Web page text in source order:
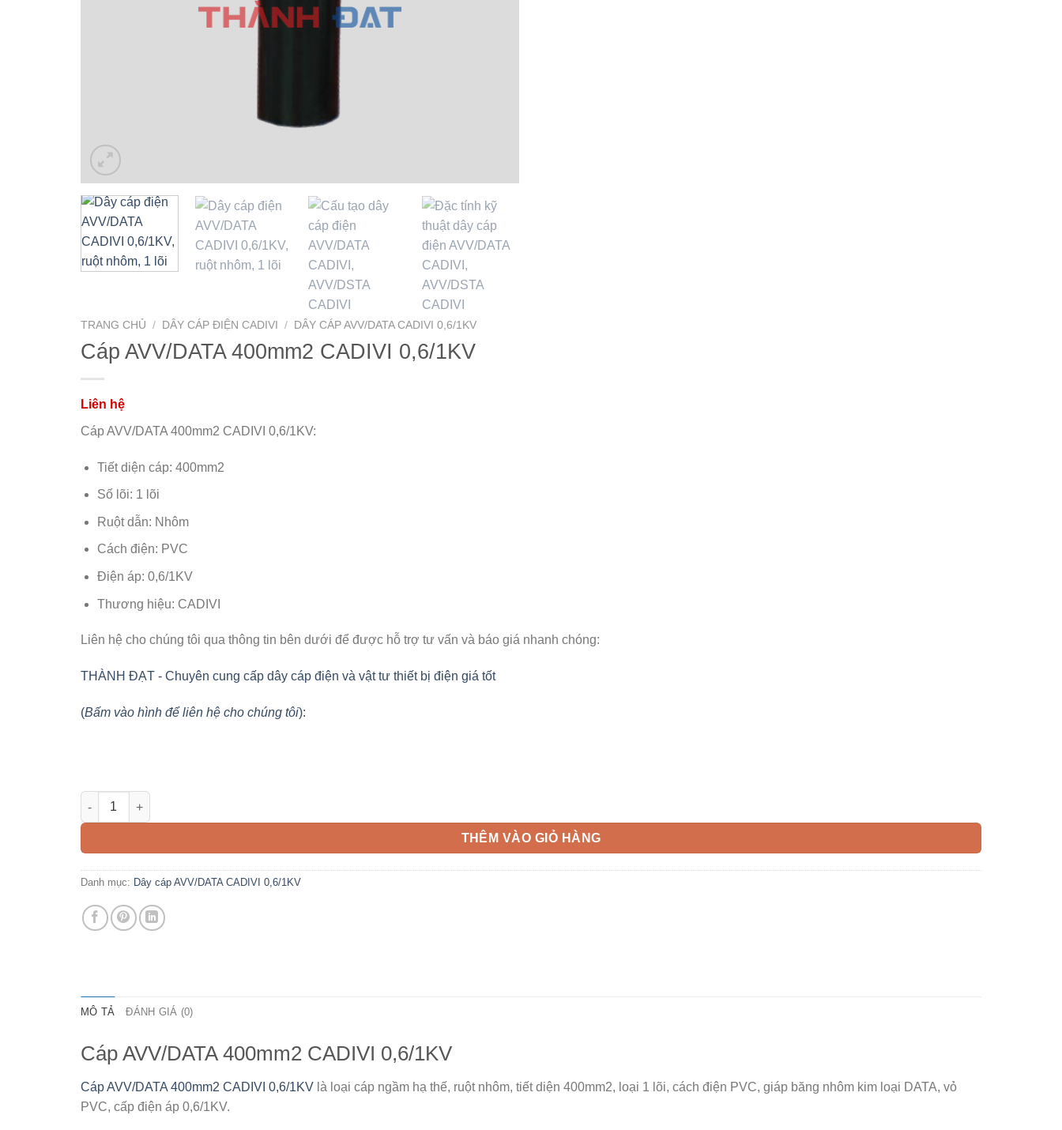
TRANG CHỦ / DÂY CÁP ĐIỆN CADIVI / DÂY CÁP AVV/DATA CADIVI 0,6/1KV
Cáp AVV/DATA 400mm2 CADIVI 0,6/1KV
Cáp AVV/DATA 400mm2 CADIVI 0,6/1KV:
Tiết diện cáp: 400mm2
Số lõi: 1 lõi
Ruột dẫn: Nhôm
Cách điện: PVC
Điện áp: 0,6/1KV
Thương hiệu: CADIVI
Liên hệ cho chúng tôi qua thông tin bên dưới để được hỗ trợ tư vấn và báo giá nhanh chóng:
THÀNH ĐẠT - Chuyên cung cấp dây cáp điện và vật tư thiết bị điện giá tốt
(Bấm vào hình để liên hệ cho chúng tôi):
Cáp AVV/DATA 400mm2 CADIVI 0,6/1KV số lượng
THÊM VÀO GIỎ HÀNG
Danh mục: Dây cáp AVV/DATA CADIVI 0,6/1KV
MÔ TẢ ĐÁNH GIÁ (0)
Cáp AVV/DATA 400mm2 CADIVI 0,6/1KV
Cáp AVV/DATA 400mm2 CADIVI 0,6/1KV là loại cáp ngầm hạ thế, ruột nhôm, tiết diện 400mm2, loại 1 lõi, cách điện PVC, giáp băng nhôm kim loại DATA, vỏ
PVC, cấp điện áp 0,6/1KV.